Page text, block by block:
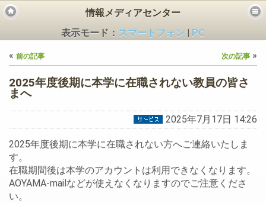
情報メディアセンター
表示モード： スマートフォン
PC
« 前の記事 次の記事 »
2025年度後期に本学に在職されない教員の皆さ
まへ
2025年7月17日 14:26
2025年度後期に本学に在職されない方へご連絡いたしま
す。
在職期間後は本学のアカウントは利用できなくなります。
AOYAMA-mailなどが使えなくなりますのでご注意くださ
い。